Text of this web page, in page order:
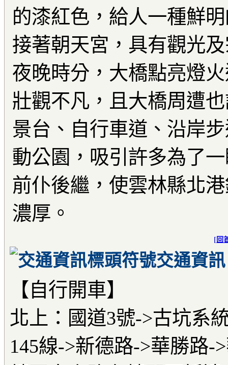
的漆紅色，給人一種鮮
接著朝天宮，具有觀光
夜晚時分，大橋點亮燈
壯觀不凡，且大橋周遭
景台、自行車道、沿岸
動公園，吸引許多為了
前仆後繼，使雲林縣北
濃厚。
[ 回
交通資訊
【自行開車】
北上：國道3號->古坑系
145線->新德路->華勝路-